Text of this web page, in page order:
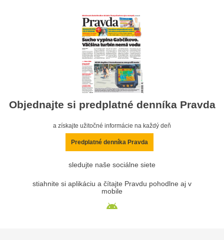
Objednajte si predplatné denníka Pravda
a získajte užitočné informácie na každý deň
Predplatné denníka Pravda
sledujte naše sociálne siete
stiahnite si aplikáciu a čítajte Pravdu pohodlne aj v
mobile